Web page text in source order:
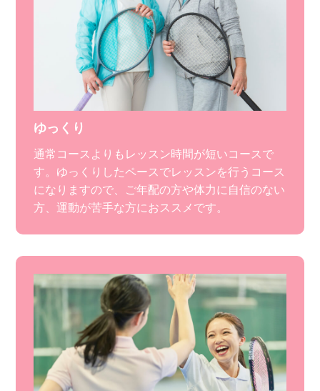
ゆっくり
通常コースよりもレッスン時間が短いコースで
す。ゆっくりしたペースでレッスンを行うコース
になりますので、ご年配の方や体力に自信のない
方、運動が苦手な方におススメです。